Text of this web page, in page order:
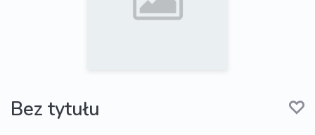
Bez tytułu